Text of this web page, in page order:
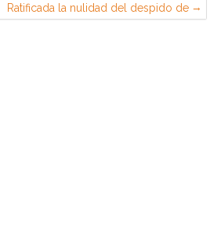
Ratificada la nulidad del despido de
una trabajadora de baja por IT al ser